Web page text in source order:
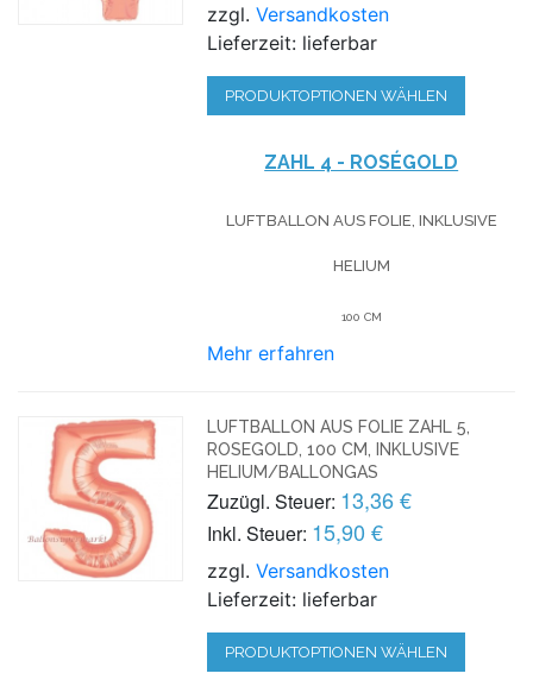
zzgl.Versandkosten
Lieferzeit: lieferbar
PRODUKTOPTIONEN WÄHLEN
ZAHL 4 - ROSÉGOLD
LUFTBALLON AUS FOLIE, INKLUSIVE
HELIUM
100 CM
Mehr erfahren
LUFTBALLON AUS FOLIE ZAHL 5,
ROSEGOLD, 100 CM, INKLUSIVE
HELIUM/BALLONGAS
Zuzügl. Steuer: 13,36 €
Inkl. Steuer: 15,90 €
zzgl.Versandkosten
Lieferzeit: lieferbar
PRODUKTOPTIONEN WÄHLEN